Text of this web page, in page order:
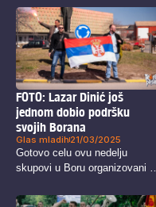
FOTO: Lazar Dinić još
jednom dobio podršku
svojih Borana
Glas mladih 21/03/2025
Gotovo celu ovu nedelju
skupovi u Boru organizovani su